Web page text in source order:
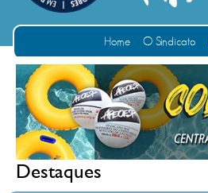
Home O Sindicato
Destaques